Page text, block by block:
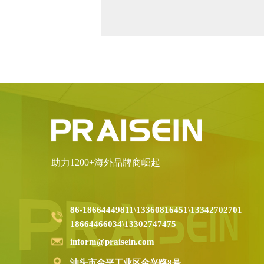
助力1200+海外品牌商崛起
86-18664449811\13360816451\13342702701
18664466034\13302747475
inform@praisein.com